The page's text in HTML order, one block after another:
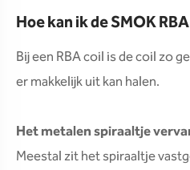
Hoe kan ik de SMOK
Bij een RBA coil is de coil zo
er makkelijk uit kan halen.
Het metalen spiraaltje
Meestal zit het spiraaltje